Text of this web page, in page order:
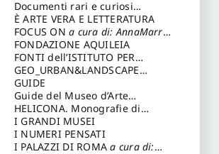
Tecnica del Costuire
Documenti rari e curiosi
dall'Archivio Segreto
È ARTE VERA E LETTERATURA
FOCUS ONa cura di: AnnaMarra
Contemporanea
FONDAZIONE AQUILEIA
FONTI dell’ISTITUTO PER
STORIA DEL RISORGIMENTO
GEO_URBAN&LANDSCAPE
PLANNING (GULP)
Trusiani Elio
GUIDE
Guide del Museo d’Arte
Orientale “Giuseppe Tucci”
HELICONA. Monografie di
Storia dell'Artea cura di: Gallo
Marco
I GRANDI MUSEI
I NUMERI PENSATI
I PALAZZI DI ROMAa cura di: